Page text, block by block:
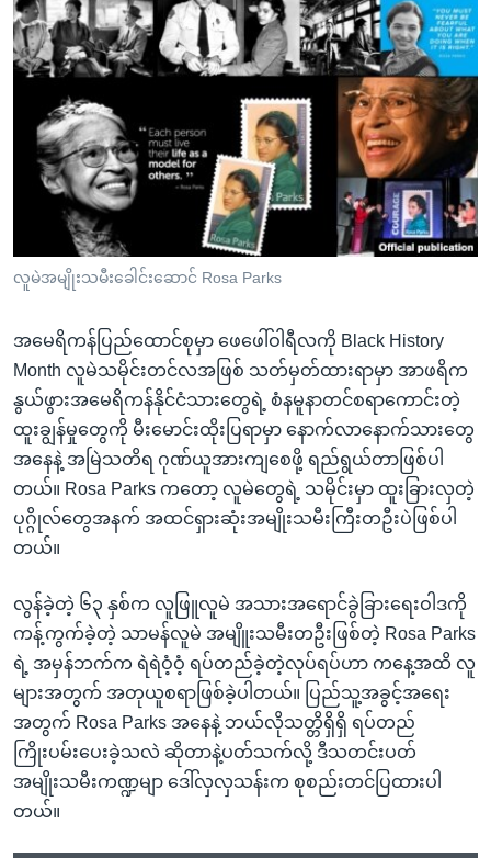
ကျော်
ကြည့်
ရန်
စာမျက်နှာ
ကြည့်
ရှာဖွေ
ရန်
နေရာ
သို့
ကျော်
ရန်
အမေရိကန်သုံးအီဒီယံ
မကြေးမုံရဲ့ အင်္ဂလိပ်စာ
ရုပ်ရှင်ထဲက အင်္ဂလိပ်စာ
သုတပဒေသာ အင်္ဂလိပ်စာ
အပတ်စဉ်ကဏ္ဍများ
ရေဒီယို
တီဗွီ
ရေဒီယိုနှင့်ရုပ်သံ အချက်အလက်များ
ရေဒီယို/တီဗွီအစီအစဉ်
Learning English
ဗွီအိုအေ လူမှုကွန်ယက်များ
ဘာသာစကားများ
လူမဲအမျိုးသမီးခေါင်းဆောင် Rosa Parks
အမေရိကန်ပြည်ထောင်စုမှာ ဖေဖေါ်ဝါရီလကို Black History
Month လူမဲသမိုင်းတင်လအဖြစ် သတ်မှတ်ထားရာမှာ အာဖရိက
နွယ်ဖွားအမေရိကန်နိုင်ငံသားတွေရဲ့ စံနမူနာတင်စရာကောင်းတဲ့
ထူးချွန်မှုတွေကို မီးမောင်းထိုးပြရာမှာ နောက်လာနောက်သားတွေ
အနေနဲ့ အမြဲသတိရ ဂုဏ်ယူအားကျစေဖို့ ရည်ရွယ်တာဖြစ်ပါ
တယ်။ Rosa Parks ကတော့ လူမဲတွေရဲ့ သမိုင်းမှာ ထူးခြားလှတဲ့
ပုဂ္ဂိုလ်တွေအနက် အထင်ရှားဆုံးအမျိုးသမီးကြီးတဦးပဲဖြစ်ပါ
တယ်။
လွန်ခဲ့တဲ့ ၆၃ နှစ်က လူဖြူလူမဲ အသားအရောင်ခွဲခြားရေးဝါဒကို
ကန့်ကွက်ခဲ့တဲ့ သာမန်လူမဲ အမျိူးသမီးတဦးဖြစ်တဲ့ Rosa Parks
ရဲ့ အမှန်ဘက်က ရဲရဲဝံ့ဝံ့ ရပ်တည်ခဲ့တဲ့လုပ်ရပ်ဟာ ကနေ့အထိ လူ
များအတွက် အတုယူစရာဖြစ်ခဲ့ပါတယ်။ ပြည်သူ့အခွင့်အရေး
အတွက် Rosa Parks အနေနဲ့ ဘယ်လိုသတ္တိရှိရှိ ရပ်တည်
ကြိုးပမ်းပေးခဲ့သလဲ ဆိုတာနဲ့ပတ်သက်လို့ ဒီသတင်းပတ်
အမျိုးသမီးကဏ္ဍမျာ ဒေါ်လှလှသန်းက စုစည်းတင်ပြထားပါ
တယ်။